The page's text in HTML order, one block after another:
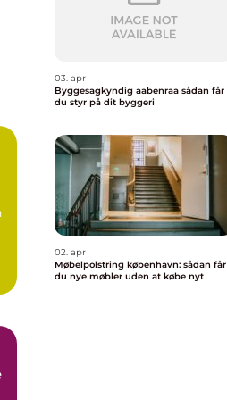
03. apr
Byggesagkyndig aabenraa sådan får
du styr på dit byggeri
02. apr
Møbelpolstring københavn: sådan får
du nye møbler uden at købe nyt